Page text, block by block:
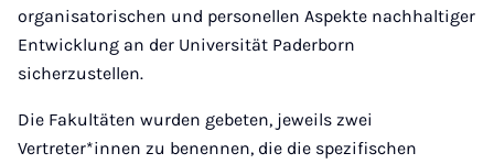
organisatorischen und personellen Aspekte nachhaltiger
Entwicklung an der Universität Paderborn
sicherzustellen.
Die Fakultäten wurden gebeten, jeweils zwei
Vertreter*innen zu benennen, die die spezifischen